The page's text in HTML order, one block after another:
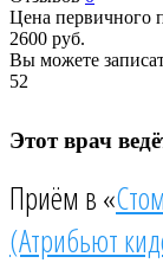
Цена первичного
2600 руб.
Вы можете
52
Этот врач
Приём в «
(Атрибьют